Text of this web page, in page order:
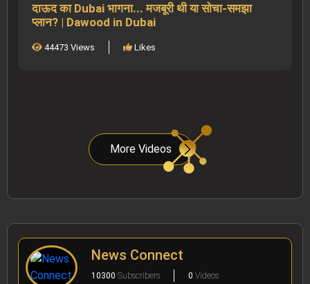
दाऊद का Dubai भागना... मजबूरी थी या सोचा-समझा
प्लान? | Dawood in Dubai
44473 Views Likes
More Videos
News Connect
10300 Subscribers 0 Videos